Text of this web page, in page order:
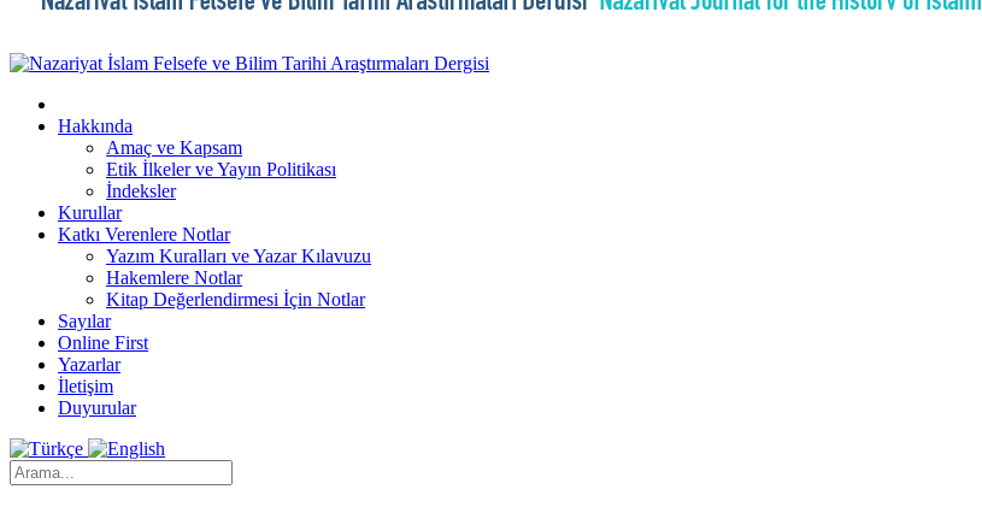
Hakkında
Amaç ve Kapsam
Etik İlkeler ve Yayın Politikası
İndeksler
Kurullar
Katkı Verenlere Notlar
Yazım Kuralları ve Yazar Kılavuzu
Hakemlere Notlar
Kitap Değerlendirmesi İçin Notlar
Sayılar
Online First
Yazarlar
İletişim
Duyurular